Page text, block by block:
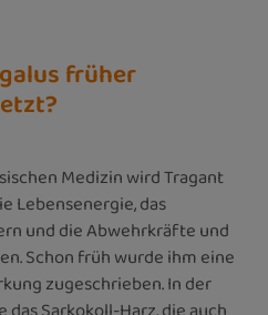
früher
Medizin wird Tragant
Lebensenergie, das
und die Abwehrkräfte und
Schon früh wurde ihm eine
zugeschrieben. In der